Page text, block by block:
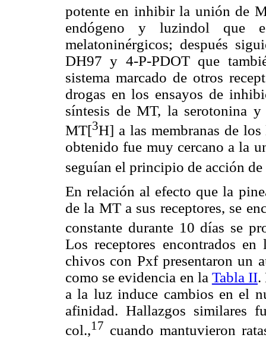
potente en inhibir la unión de
endógeno y luzindol que
melatoninérgicos; después
DH97 y 4-P-PDOT que
sistema marcado de otros
drogas en los ensayos de
síntesis de MT, la serotonina
MT[3H] a las membranas de
obtenido fue muy cercano a la
seguían el principio de acción
En relación al efecto que la
de la MT a sus receptores, se
constante durante 10 días se
Los receptores encontrados
chivos con Pxf presentaron un
como se evidencia en la Tabla II.
a la luz induce cambios en el
afinidad. Hallazgos similares
col.,17 cuando mantuvieron